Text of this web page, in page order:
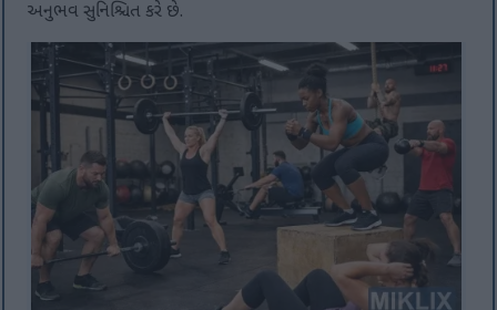
અનુભવ સુનિશ્ચિત કરે છે.